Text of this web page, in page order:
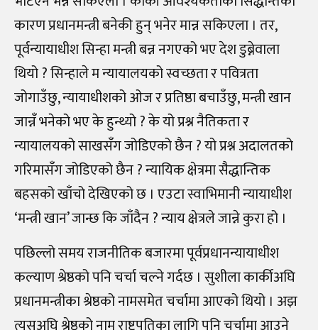
कारण प्रधानमन्त्री बनेकी हुन् भनेर मान्न सकिएला । तर,
पूर्वन्यायाधीश सिन्हा मन्त्री बन्न नगएको भए देश डुब्नेवाला
थियो ? सिन्हाले म न्यायालयको स्वच्छता र पवित्रता
जोगाउँछु, न्यायाधीशको ओज र प्रतिष्ठा बचाउँछु, मन्त्री खान
जान्नँ भनेको भए के हुन्थ्यो ? के यो प्रश्न नैतिकता र
न्यायालयको साखसँग जोडिएको छैन ? यो प्रश्न अदालतको
गरिमासँग जोडिएको छैन ? न्यायिक क्षेत्रमा सैद्धान्तिक
बहसको खाँचो देखिएको छ । एउटा स्वाभिमानी न्यायाधीश
‘मन्त्री खान’ जान्छ कि जाँदैन ? न्याय क्षेत्रले जान्ने कुरा हो ।
पछिल्लो समय राजनीतिक बजारमा पूर्वप्रधानन्यायाधीश
कल्याण श्रेष्ठको पनि चर्चा चल्ने गर्दछ । सुशीला कार्कीअघि
प्रधानमन्त्रीका श्रेष्ठको नामसमेत चर्चामा आएको थियो । अझ